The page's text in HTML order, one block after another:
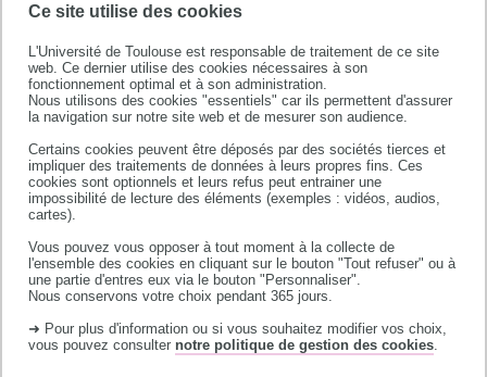
Ce site utilise des cookies
L'Université de Toulouse est responsable de traitement de ce site
web. Ce dernier utilise des cookies nécessaires à son
fonctionnement optimal et à son administration.
Nous utilisons des cookies "essentiels" car ils permettent d'assurer
la navigation sur notre site web et de mesurer son audience.
Certains cookies peuvent être déposés par des sociétés tierces et
impliquer des traitements de données à leurs propres fins. Ces
cookies sont optionnels et leurs refus peut entrainer une
impossibilité de lecture des éléments (exemples : vidéos, audios,
cartes).
Vous pouvez vous opposer à tout moment à la collecte de
l'ensemble des cookies en cliquant sur le bouton "Tout refuser" ou à
une partie d'entres eux via le bouton "Personnaliser".
Nous conservons votre choix pendant 365 jours.
➜ Pour plus d'information ou si vous souhaitez modifier vos choix,
vous pouvez consulter notre politique de gestion des cookies
Université de Toulouse
118 route de Narbonne
31062 TOULOUSE CEDEX 9
téléphone +33 (0)5 61 55 66 11